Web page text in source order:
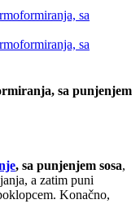
sa punjenjem
, sa punjenjem sosa,
a zatim puni
Konačno,